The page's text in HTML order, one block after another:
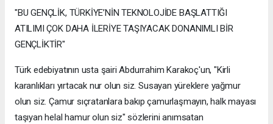
"BU GENÇLİK, TÜRKİYE’NİN TEKNOLOJİDE BAŞLATTIĞI
ATILIMI ÇOK DAHA İLERİYE TAŞIYACAK DONANIMLI BİR
GENÇLİKTİR"
Türk edebiyatının usta şairi Abdurrahim Karakoç'un, "Kirli
karanlıkları yırtacak nur olun siz. Susayan yüreklere yağmur
olun siz. Çamur sıçratanlara bakıp çamurlaşmayın, halk mayası
taşıyan helal hamur olun siz" sözlerini anımsatan